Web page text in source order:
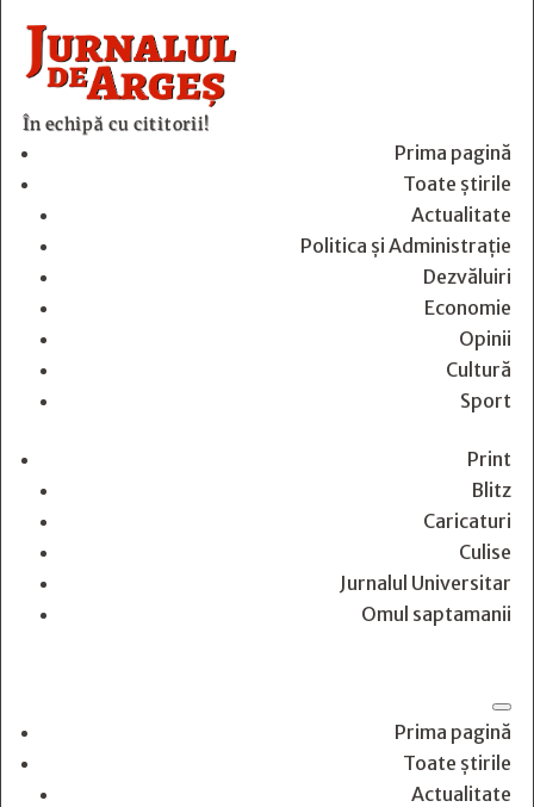
În echipă cu cititorii!
Prima pagină
Toate știrile
Actualitate
Politica și Administrație
Dezvăluiri
Economie
Opinii
Cultură
Sport
Print
Blitz
Caricaturi
Culise
Jurnalul Universitar
Omul saptamanii
Prima pagină
Toate știrile
Actualitate